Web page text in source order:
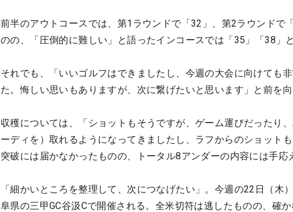
前半のアウトコースでは、第1ラウンドで「32」、第2ラウンドで
のの、「圧倒的に難しい」と語ったインコースでは「35」「38」
それでも、「いいゴルフはできましたし、今週の大会に向けても
た。悔しい思いもありますが、次に繋げたいと思います」と前を向
収穫については、「ショットもそうですが、ゲーム運びだったり
ーディを）取れるようになってきましたし、ラフからのショット
突破には届かなかったものの、トータル8アンダーの内容には手応
「細かいところを整理して、次につなげたい」。今週の22日（木
阜県の三甲GC谷汲Cで開催される。全米切符は逃したものの、確